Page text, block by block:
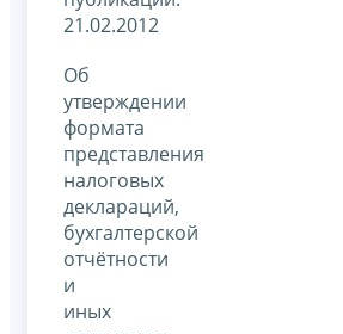
21.02.2012
Об
утверждении
формата
представления
налоговых
деклараций,
бухгалтерской
отчётности
и
иных